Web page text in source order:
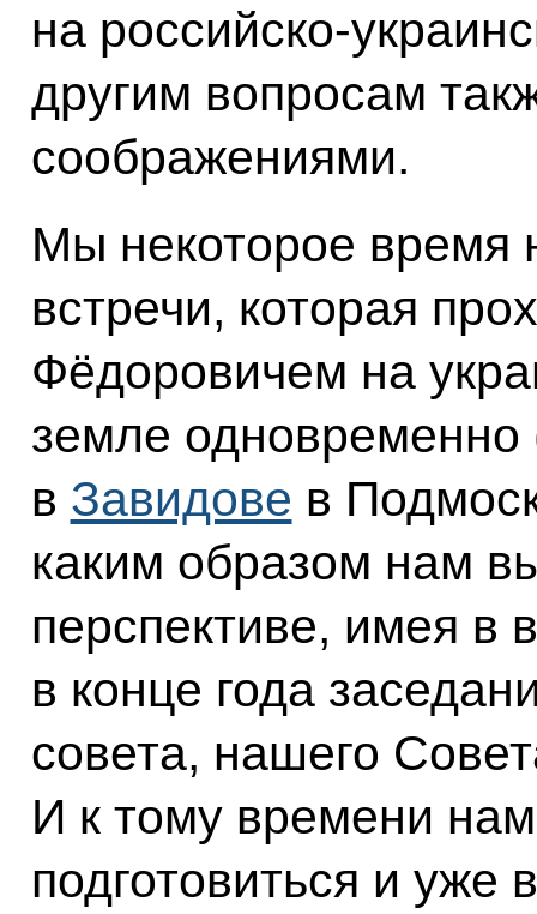
на российско-
другим вопросам
соображениями.
Мы некоторое время
встречи, которая
Фёдоровичем на
земле
в Завидове в
каким образом нам
перспективе, имея в
в конце года
совета, нашего
И к тому времени
подготовиться и уже